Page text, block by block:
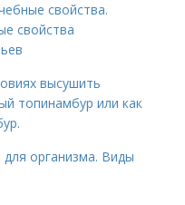
свойства.
свойства
высушить
топинамбур или как
организма. Виды